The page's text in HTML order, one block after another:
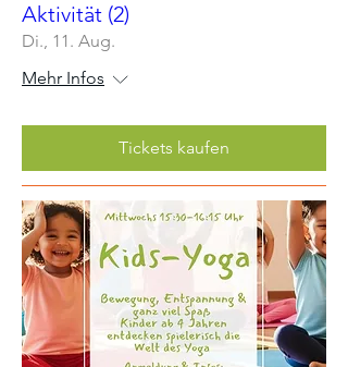
Aktivität (2)
Di., 11. Aug.
Mehr Infos
Tickets kaufen